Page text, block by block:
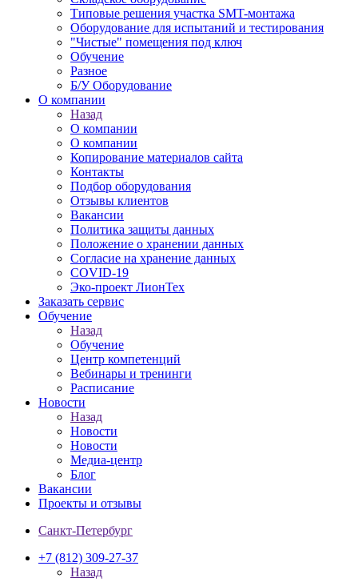
Типовые решения участка SMT-монтажа
Оборудование для испытаний и тестирования
"Чистые" помещения под ключ
Обучение
Разное
Б/У Оборудование
О компании
Назад
О компании
О компании
Копирование материалов сайта
Контакты
Подбор оборудования
Отзывы клиентов
Вакансии
Политика защиты данных
Положение о хранении данных
Согласие на хранение данных
COVID-19
Эко-проект ЛионТех
Заказать сервис
Обучение
Назад
Обучение
Центр компетенций
Вебинары и тренинги
Расписание
Новости
Назад
Новости
Новости
Медиа-центр
Блог
Вакансии
Проекты и отзывы
Санкт-Петербург
+7 (812) 309-27-37
Назад